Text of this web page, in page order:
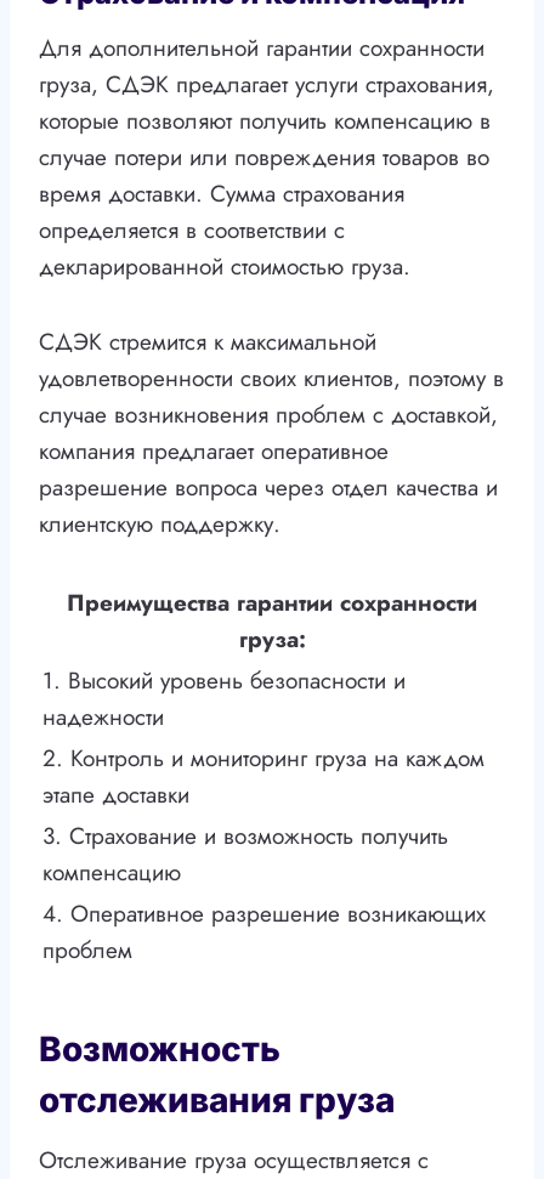
Для дополнительной гарантии сохранности
груза, СДЭК предлагает услуги страхования,
которые позволяют получить компенсацию в
случае потери или повреждения товаров во
время доставки. Сумма страхования
определяется в соответствии с
декларированной стоимостью груза.
СДЭК стремится к максимальной
удовлетворенности своих клиентов, поэтому в
случае возникновения проблем с доставкой,
компания предлагает оперативное
разрешение вопроса через отдел качества и
клиентскую поддержку.
Преимущества гарантии сохранности
груза:
1. Высокий уровень безопасности и
надежности
2. Контроль и мониторинг груза на каждом
этапе доставки
3. Страхование и возможность получить
компенсацию
4. Оперативное разрешение возникающих
проблем
Возможность
отслеживания груза
Отслеживание груза осуществляется с